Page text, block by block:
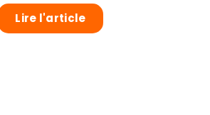
Lire l'article